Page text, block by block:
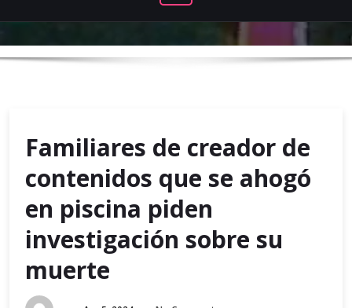
Familiares de creador de
contenidos que se ahogó
en piscina piden
investigación sobre su
muerte